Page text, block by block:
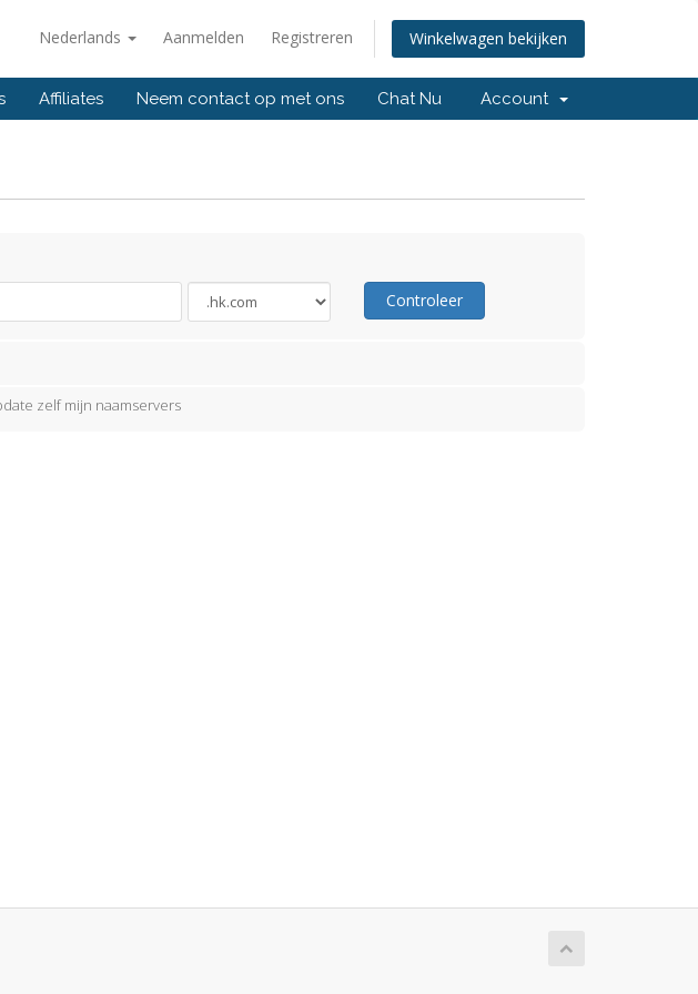
Nederlands Aanmelden Registreren Winkelwagen bekijken
Affiliates Neem contact op met ons Chat Nu Account
Controleer
zelf mijn naamservers